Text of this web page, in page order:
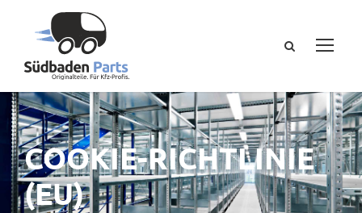
COOKIE-RICHTLINIE
(EU)